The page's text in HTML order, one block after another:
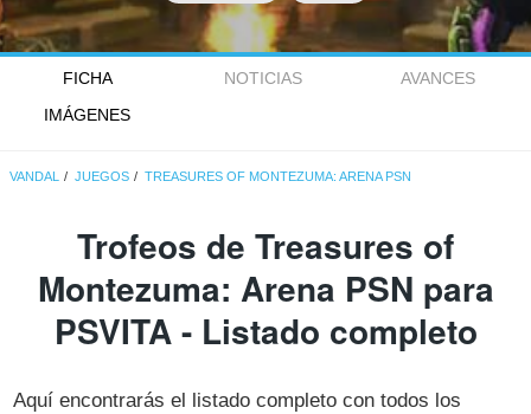
FICHA NOTICIAS
AVANCES
IMÁGENES
VANDAL JUEGOS TREASURES OF MONTEZUMA: ARENA PSN
Trofeos de Treasures of
Montezuma: Arena PSN para
PSVITA - Listado completo
Aquí encontrarás el listado completo con todos los